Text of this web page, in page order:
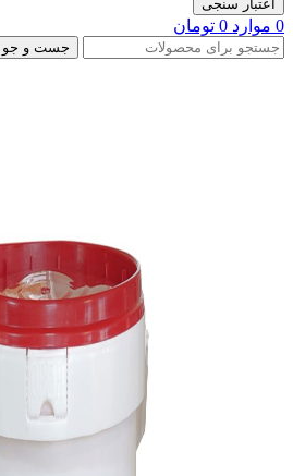
اعتبار سنجی
0 موارد 0 تومان
جست و جو